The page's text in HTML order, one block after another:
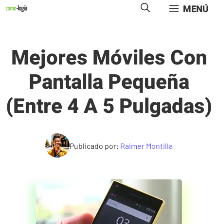
Saltar
MENÚ
Mejores Móviles Con
Pantalla Pequeña
(entre 4 A 5 Pulgadas)
Publicado por: Raimer Montilla